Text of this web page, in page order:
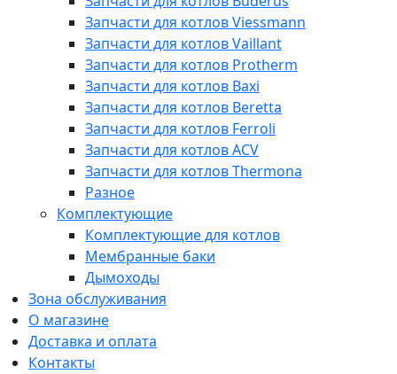
Запчасти для котлов Viessmann
Запчасти для котлов Vaillant
Запчасти для котлов Protherm
Запчасти для котлов Baxi
Запчасти для котлов Beretta
Запчасти для котлов Ferroli
Запчасти для котлов ACV
Запчасти для котлов Thermona
Разное
Комплектующие
Комплектующие для котлов
Мембранные баки
Дымоходы
Зона обслуживания
О магазине
Доставка и оплата
Контакты